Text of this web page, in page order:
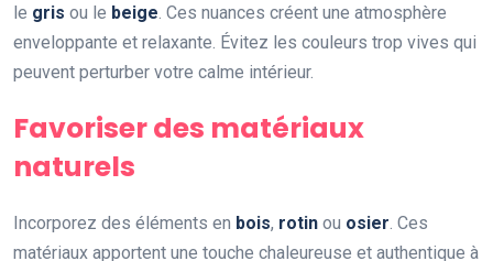
le gris ou le beige . Ces nuances créent une atmosphère
enveloppante et relaxante. Évitez les couleurs trop vives qui
peuvent perturber votre calme intérieur.
Favoriser des matériaux
naturels
Incorporez des éléments en bois, rotin ou osier . Ces
matériaux apportent une touche chaleureuse et authentique à